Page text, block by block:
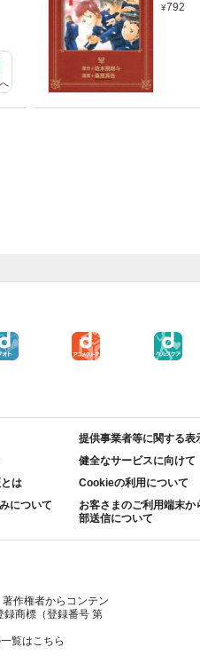
792
提供事業者等に関する表
健全なサービスに向けて
は
Cookieの利用について
について
お客さまのご利用端末か
部送信について
作権者からコンテン
録商標（登録番号 第
覧はこちら